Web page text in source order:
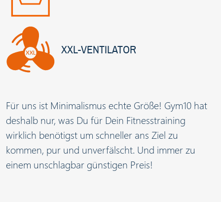
XXL-VENTILATOR
Für uns ist Minimalismus echte Größe! Gym10 hat
deshalb nur, was Du für Dein Fitnesstraining
wirklich benötigst um schneller ans Ziel zu
kommen, pur und unverfälscht. Und immer zu
einem unschlagbar günstigen Preis!